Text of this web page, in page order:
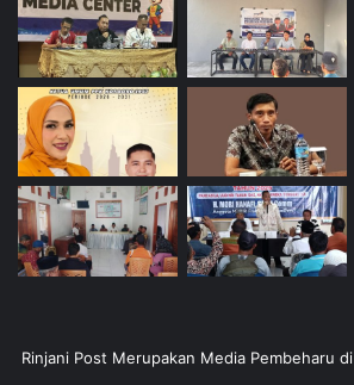
Rinjani Post Merupakan Media Pembeharu